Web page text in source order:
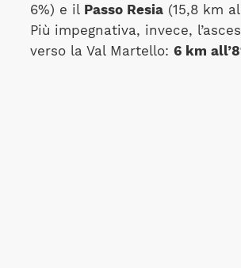
6%) e il Passo Resia(15,8 km al
Più impegnativa, invece,
verso la Val Martello: 6 km